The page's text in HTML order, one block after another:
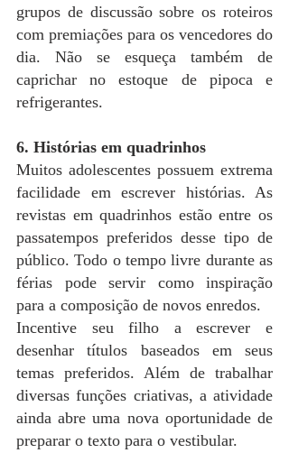
grupos de discussão sobre os roteiros
com premiações para os vencedores do
dia. Não se esqueça também de
caprichar no estoque de pipoca e
refrigerantes.
6. Histórias em quadrinhos
Muitos adolescentes possuem extrema
facilidade em escrever histórias. As
revistas em quadrinhos estão entre os
passatempos preferidos desse tipo de
público. Todo o tempo livre durante as
férias pode servir como inspiração
para a composição de novos enredos.
Incentive seu filho a escrever e
desenhar títulos baseados em seus
temas preferidos. Além de trabalhar
diversas funções criativas, a atividade
ainda abre uma nova oportunidade de
preparar o texto para o vestibular.